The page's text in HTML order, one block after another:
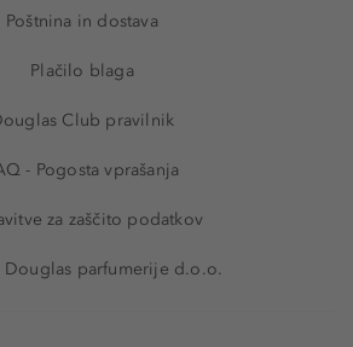
Poštnina in dostava
Plačilo blaga
Club pravilnik
- Pogosta vprašanja
za zaščito podatkov
parfumerije d.o.o.